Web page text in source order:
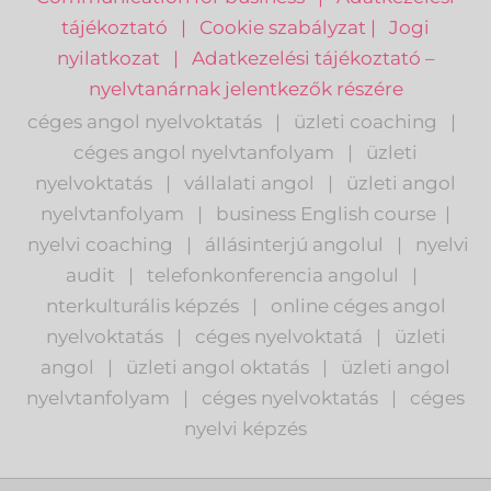
tájékoztató | Cookie szabályzat | Jogi
nyilatkozat | Adatkezelési tájékoztató –
nyelvtanárnak jelentkezők részére
céges angol nyelvoktatás
| üzleti coaching
|
céges angol nyelvtanfolyam
|
üzleti
nyelvoktatás
| vállalati angol |
üzleti angol
nyelvtanfolyam
| business English course |
nyelvi coaching
| állásinterjú angolul |
nyelvi
audit
| telefonkonferencia angolul
|
nterkulturális képzés
| online céges angol
nyelvoktatás
| céges nyelvoktatá |
üzleti
angol
| üzleti angol oktatás |
üzleti angol
nyelvtanfolyam
| céges nyelvoktatás |
céges
nyelvi képzés